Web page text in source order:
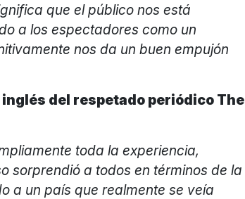
que el público nos está
a los espectadores como un
nos da un buen empujón
del respetado periódico The
toda la experiencia,
sorprendió a todos en términos de la
a un país que realmente se veía